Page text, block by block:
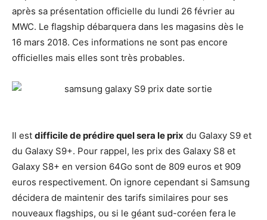
après sa présentation officielle du lundi 26 février au
MWC. Le flagship débarquera dans les magasins dès le
16 mars 2018. Ces informations ne sont pas encore
officielles mais elles sont très probables.
Il est difficile de prédire quel sera le prix du Galaxy S9 et
du Galaxy S9+. Pour rappel, les prix des Galaxy S8 et
Galaxy S8+ en version 64Go sont de 809 euros et 909
euros respectivement. On ignore cependant si Samsung
décidera de maintenir des tarifs similaires pour ses
nouveaux flagships, ou si le géant sud-coréen fera le